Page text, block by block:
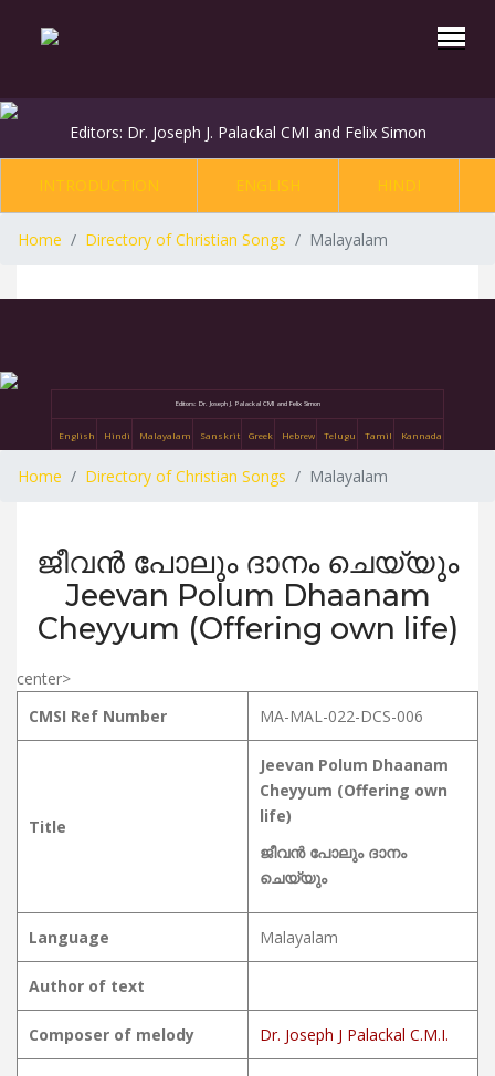
Editors: Dr. Joseph J. Palackal CMI and Felix Simon
INTRODUCTION ENGLISH HINDI
Home Directory of Christian Songs Malayalam
Editors: Dr. Joseph J. Palackal CMI and Felix Simon
English Hindi Malayalam Sanskrit Greek Hebrew Telugu Tamil Kannada
Home Directory of Christian Songs Malayalam
ജീവൻ പോലും ദാനം ചെയ്യും
Jeevan Polum Dhaanam
Cheyyum (Offering own life)
center>
CMSI Ref Number
MA-MAL-022-DCS-006
Title
Jeevan Polum Dhaanam
Cheyyum (Offering own
life)
ജീവൻ പോലും ദാനം
ചെയ്യും
Language Malayalam
Author of text
Composer of melody Dr. Joseph J Palackal C.M.I.